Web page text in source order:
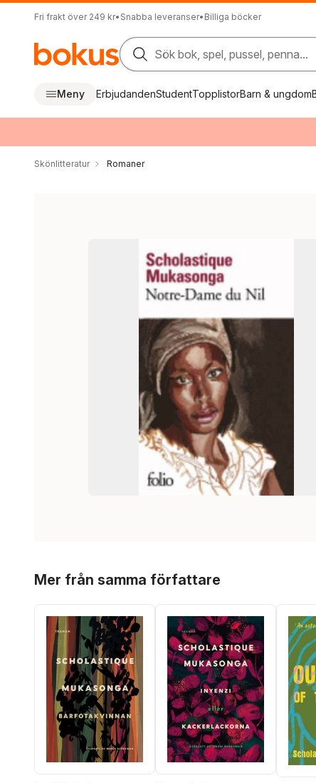
Fri frakt över 249 kr• Snabba leveranser• Billiga böcker
Sök bok, spel, pussel, penna...
Meny ErbjudandenStudentTopplistorBarn & ungdom
Skönlitteratur Romaner
Mer från samma författare